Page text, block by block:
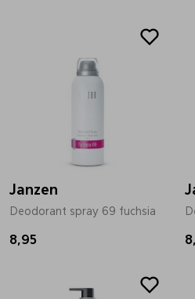
Janzen
Deodorant spray 69 fuchsia
8,95